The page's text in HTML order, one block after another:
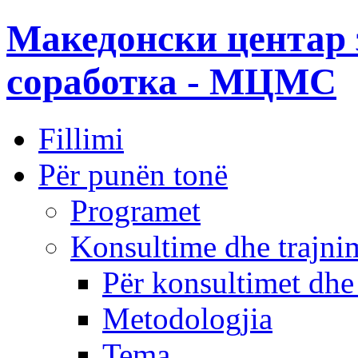
Македонски центар
соработка - МЦМС
Fillimi
Për punën tonë
Programet
Konsultime dhe
Për konsultimet
Metodologjia